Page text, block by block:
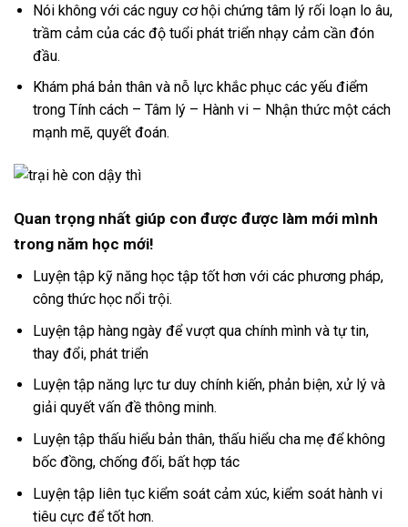
Nói không với các nguy cơ hội chứng tâm lý rối loạn lo âu,
trầm cảm của các độ tuổi phát triển nhạy cảm cần đón
đầu.
Khám phá bản thân và nỗ lực khắc phục các yếu điểm
trong Tính cách – Tâm lý – Hành vi – Nhận thức một cách
mạnh mẽ, quyết đoán.
Quan trọng nhất giúp con được được làm mới mình
trong năm học mới!
Luyện tập kỹ năng học tập tốt hơn với các phương pháp,
công thức học nổi trội.
Luyện tập hàng ngày để vượt qua chính mình và tự tin,
thay đổi, phát triển
Luyện tập năng lực tư duy chính kiến, phản biện, xử lý và
giải quyết vấn đề thông minh.
Luyện tập thấu hiểu bản thân, thấu hiểu cha mẹ để không
bốc đồng, chống đối, bất hợp tác
Luyện tập liên tục kiểm soát cảm xúc, kiểm soát hành vi
tiêu cực để tốt hơn.